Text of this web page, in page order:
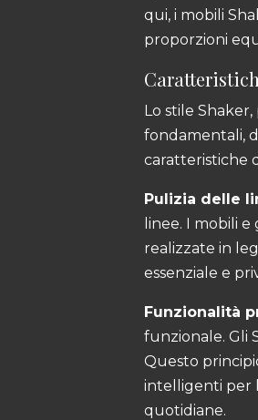
qui, i mobili
proporzioni
Lo stile
fondamentali,
caratteristiche
Pulizia delle
linee. I mobili
realizzate in
essenziale e
Funzionalità
funzionale. Gli
Questo
intelligenti per
quotidiane.